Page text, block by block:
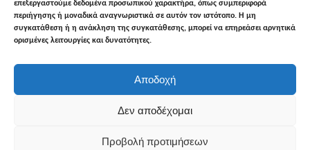
επεξεργαστούμε δεδομένα προσωπικού χαρακτήρα, όπως συμπεριφορά
περιήγησης ή μοναδικά αναγνωριστικά σε αυτόν τον ιστότοπο. Η μη
συγκατάθεση ή η ανάκληση της συγκατάθεσης, μπορεί να επηρεάσει αρνητικά
ορισμένες λειτουργίες και δυνατότητες.
Αποδοχή
Δεν αποδέχομαι
Προβολή προτιμήσεων
Copyright © 2026Φωνή της Βισαλτίας
Θέμα: The NewsMag απόBishal Napit